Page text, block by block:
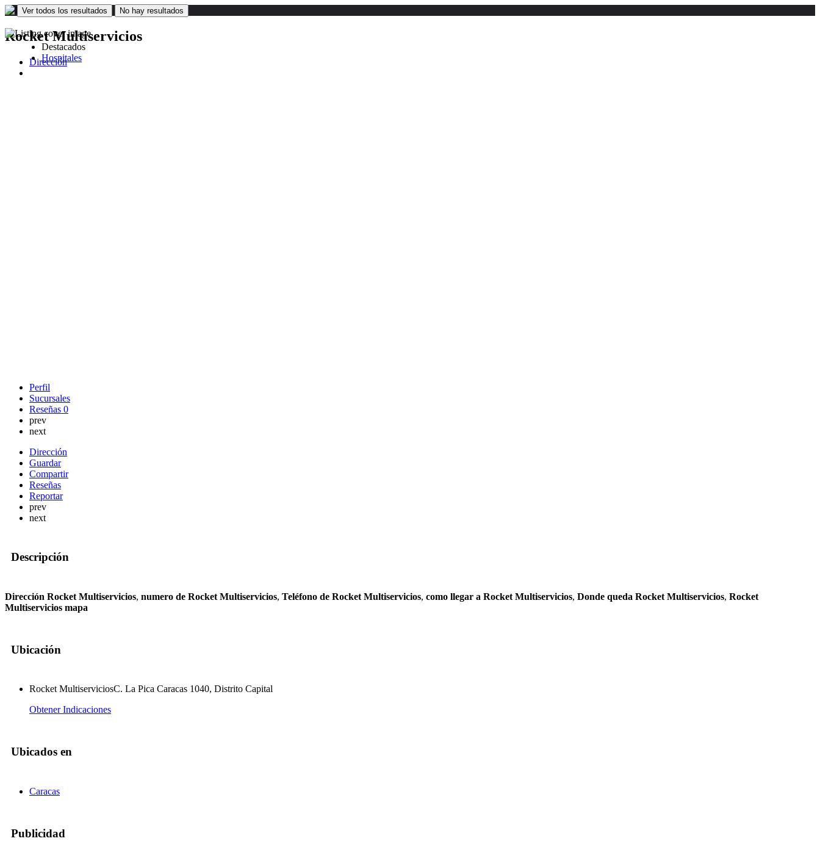
Ver todos los resultados No hay resultados
Destacados
Hospitales
Rocket Multiservicios
Dirección
Perfil
Sucursales
Reseñas 0
prev
next
Dirección
Guardar
Compartir
Reseñas
Reportar
prev
next
Descripción
Dirección Rocket Multiservicios, numero de Rocket Multiservicios, Teléfono de Rocket Multiservicios, como llegar a Rocket Multiservicios, Donde queda Rocket Multiservicios, Rocket
Multiservicios mapa
Ubicación
Rocket MultiserviciosC. La Pica Caracas 1040, Distrito Capital
Obtener Indicaciones
Ubicados en
Caracas
Publicidad